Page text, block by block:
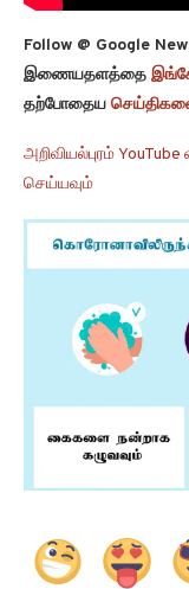
Follow @ Google
இணையதளத்தை
தற்போதைய
அறிவியல்புரம்
செய்யவும்